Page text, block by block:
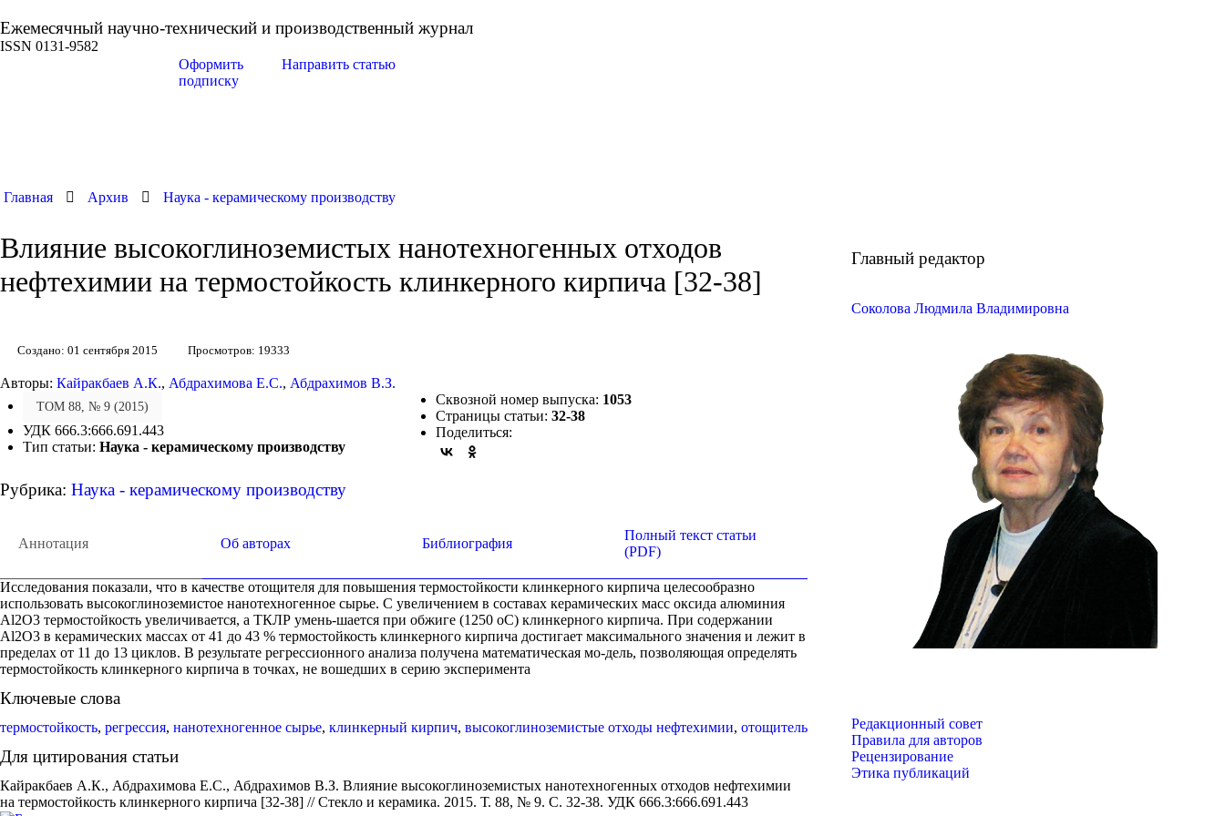
Ежемесячный научно-технический и производственный журнал
ISSN 0131-9582
Оформить
подписку
Направить статью
Главная Архив Наука - керамическому производству
Влияние высокоглиноземистых нанотехногенных отходов
нефтехимии на термостойкость клинкерного кирпича [32-38]
Создано: 01 сентября 2015 Просмотров: 19333
Авторы: Кайракбаев А.К., Абдрахимова Е.С., Абдрахимов В.З.
ТОМ 88, № 9 (2015)
УДК 666.3:666.691.443
Тип статьи: Наука - керамическому производству
Сквозной номер выпуска: 1053
Страницы статьи: 32-38
Поделиться:
Рубрика: Наука - керамическому производству
Аннотация Об авторах Библиография
Полный текст статьи
(PDF)
Исследования показали, что в качестве отощителя для повышения термостойкости клинкерного кирпича целесообразно
использовать высокоглиноземистое нанотехногенное сырье. С увеличением в составах керамических масс оксида алюминия
Al2O3 термостойкость увеличивается, а ТКЛР умень-шается при обжиге (1250 оС) клинкерного кирпича. При содержании
Al2O3 в керамических массах от 41 до 43 % термостойкость клинкерного кирпича достигает максимального значения и лежит в
пределах от 11 до 13 циклов. В результате регрессионного анализа получена математическая мо-дель, позволяющая определять
термостойкость клинкерного кирпича в точках, не вошедших в серию эксперимента
Ключевые слова
термостойкость, регрессия, нанотехногенное сырье, клинкерный кирпич, высокоглиноземистые отходы нефтехимии, отощитель
Для цитирования статьи
Кайракбаев А.К., Абдрахимова Е.С., Абдрахимов В.З. Влияние высокоглиноземистых нанотехногенных отходов нефтехимии
на термостойкость клинкерного кирпича [32-38] // Стекло и керамика. 2015. Т. 88, № 9. С. 32-38. УДК 666.3:666.691.443
Главный редактор
Соколова Людмила Владимировна
Редакционный совет
Правила для авторов
Рецензирование
Этика публикаций